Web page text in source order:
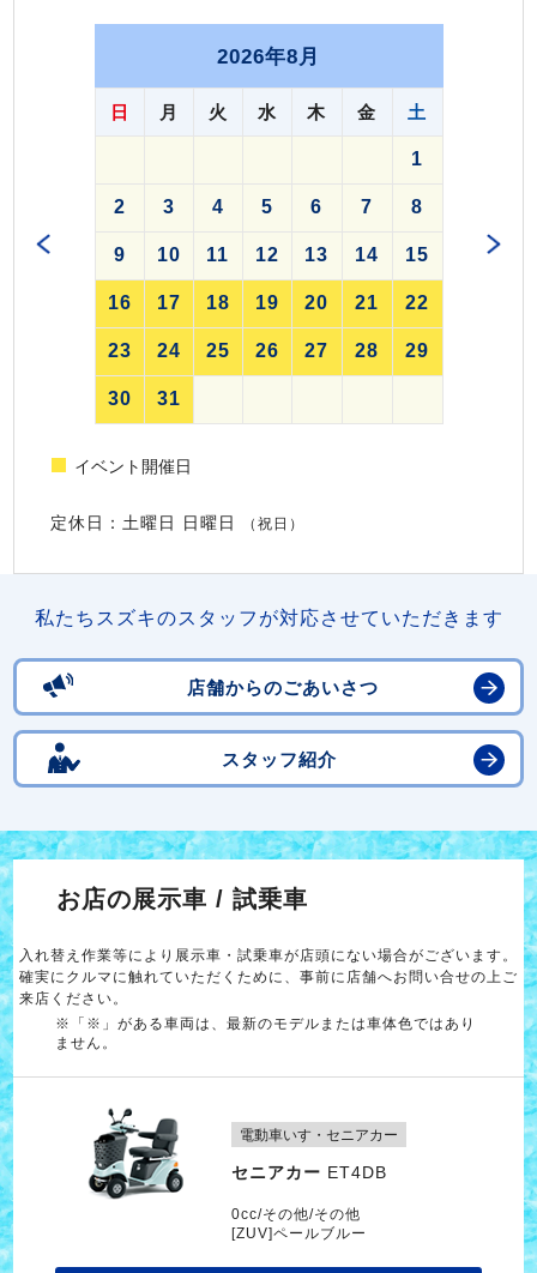
2026年8月
日 月 火 水 木 金 土
1
2 3 4 5 6 7 8
9 10 11 12 13 14 15
16 17 18 19 20 21 22
23 24 25 26 27 28 29
30 31
イベント開催日
定休日：土曜日 日曜日 （祝日）
私たちスズキのスタッフが対応させていただきます
店舗からのごあいさつ
スタッフ紹介
お店の展示車 / 試乗車
入れ替え作業等により展示車・試乗車が店頭にない場合がございます。
確実にクルマに触れていただくために、事前に店舗へお問い合せの上ご
来店ください。
※「※」がある車両は、最新のモデルまたは車体色ではあり
ません。
電動車いす・セニアカー
セニアカー ET4DB
0cc/その他/その他
[ZUV]ペールブルー